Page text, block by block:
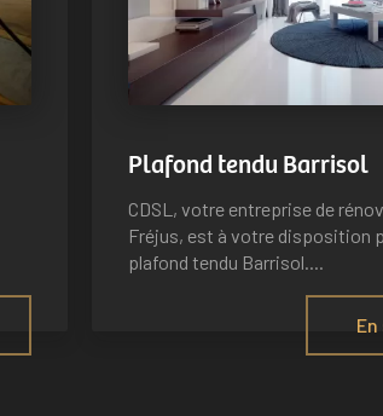
Plafond tendu Barrisol
CDSL, votre entreprise de
Fréjus, est à votre disposition
plafond tendu Barrisol....